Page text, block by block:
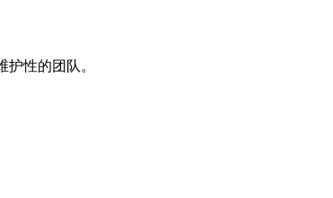
性的团队。